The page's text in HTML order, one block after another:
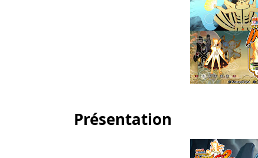
Présentation